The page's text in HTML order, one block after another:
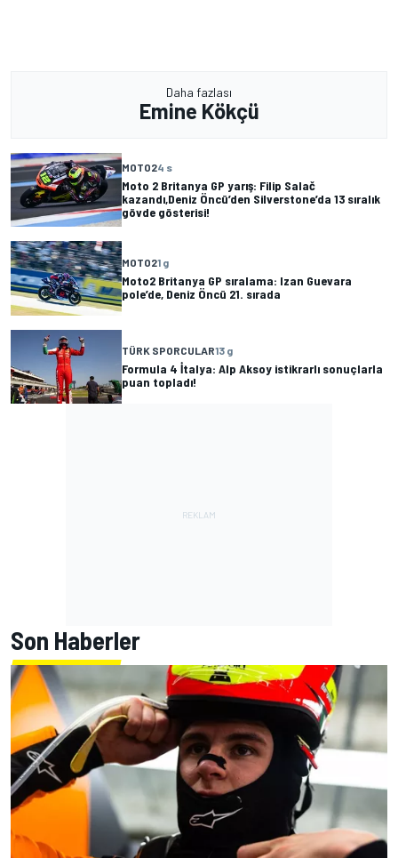
Daha fazlası
Emine Kökçü
MOTO24 s
Moto 2 Britanya GP yarış: Filip Salač
kazandı,Deniz Öncü’den Silverstone’da 13 sıralık
gövde gösterisi!
MOTO21 g
Moto2 Britanya GP sıralama: Izan Guevara
pole’de, Deniz Öncü 21. sırada
TÜRK SPORCULAR13 g
Formula 4 İtalya: Alp Aksoy istikrarlı sonuçlarla
puan topladı!
Son Haberler